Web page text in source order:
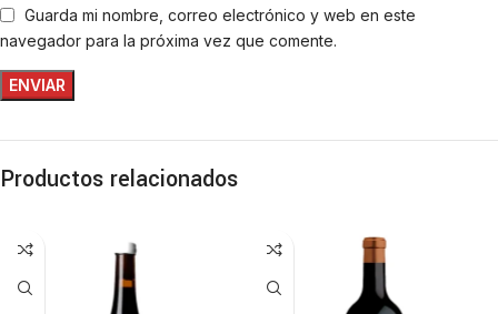
Guarda mi nombre, correo electrónico y web en este
navegador para la próxima vez que comente.
Productos relacionados